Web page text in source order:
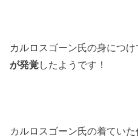
カルロスゴーン氏の身につけ
が発覚したようです！
カルロスゴーン氏の着ていた